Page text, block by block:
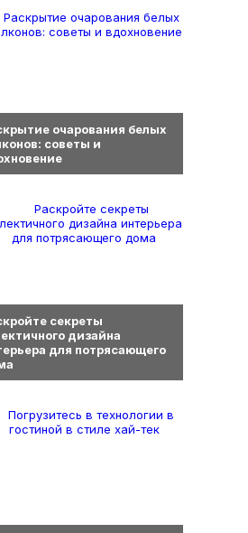
очарования белых
советы и
секреты
дизайна
для потрясающего